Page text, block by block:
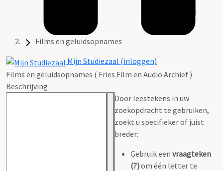
Films en geluidsopnames
Mijn Studiezaal (inloggen)
Films en geluidsopnames ( Fries Film en Audio Archief )
Beschrijving
Door leestekens in uw
zoekopdracht te gebruiken,
zoekt u specifieker of juist
breder:
Gebruik een vraagteken
(?)om één letter te